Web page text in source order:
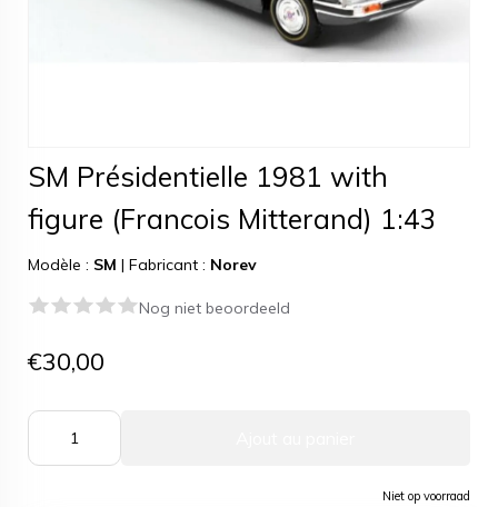
SM Présidentielle 1981 with
figure (Francois Mitterand) 1:43
Modèle : SM | Fabricant : Norev
Nog niet beoordeeld
€30,00
Niet op voorraad